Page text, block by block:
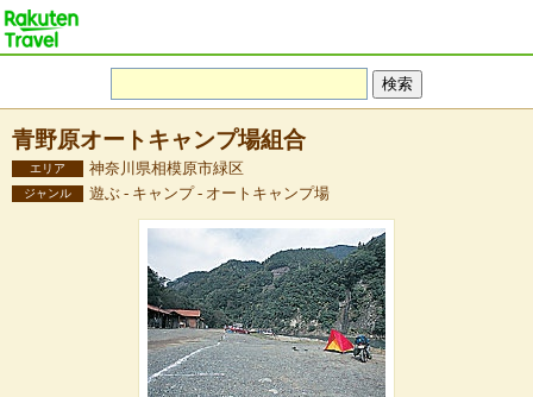
青野原オートキャンプ場組合
エリア 神奈川県相模原市緑区
ジャンル 遊ぶ - キャンプ - オートキャンプ場